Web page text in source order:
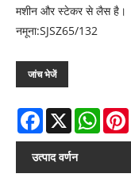
मशीन और स्टेकर से लैस है।
नमूना:SJSZ65/132
जांच भेजें
Facebook
X
उत्पाद वर्णन